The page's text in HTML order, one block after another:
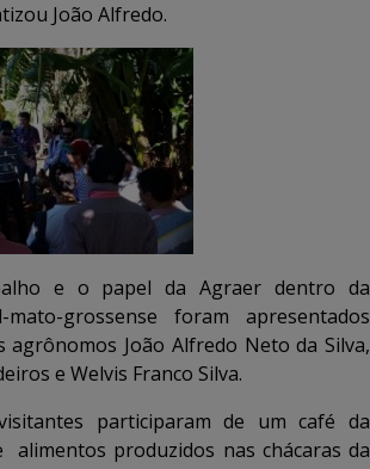
João Alfredo.
e o papel da Agraer dentro da
mato-grossense foram apresentados
agrônomos João Alfredo Neto da Silva,
e Welvis Franco Silva.
participaram de um café da
produzidos nas chácaras da